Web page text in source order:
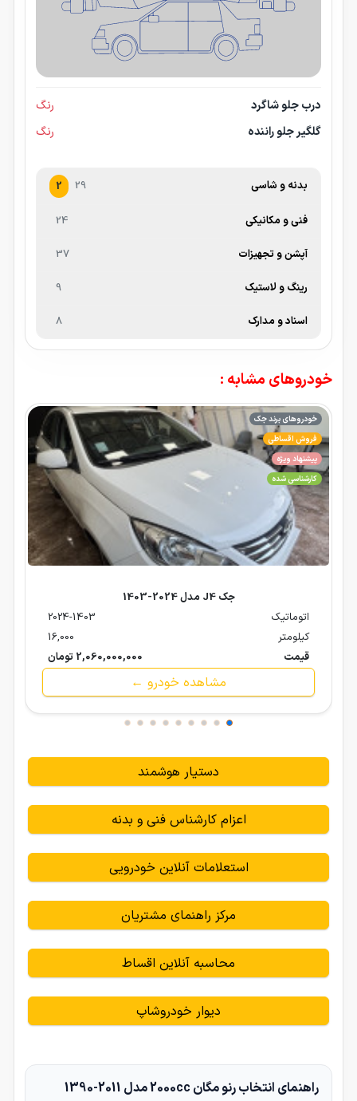
درب جلو شاگرد
رنگ
گلگیر جلو راننده
رنگ
بدنه و شاسی 29
2
فنی و مکانیکی 24
آپشن و تجهیزات 37
رینگ و لاستیک 9
اسناد و مدارک 8
خودروهای مشابه :
خودروهای برند جک
فروش اقساطی
پیشنهاد ویژه
کارشناسی شده
جک J4 مدل 2024-1403
اتوماتیک
2024-1403
کیلومتر
16,000
قیمت
2,060,000,000 تومان
مشاهده خودرو ←
دستیار هوشمند
اعزام کارشناس فنی و بدنه
استعلامات آنلاین خودرویی
مرکز راهنمای مشتریان
محاسبه آنلاین اقساط
دیوار خودروشاپ
راهنمای انتخاب رنو مگان 2000cc مدل 2011-1390